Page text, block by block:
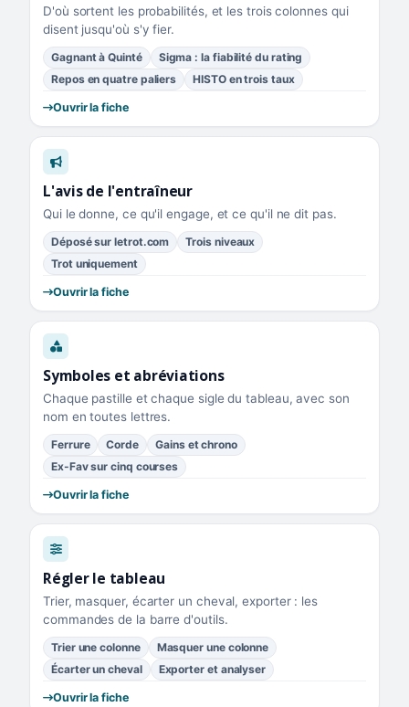
D'où sortent les probabilités, et les trois colonnes qui
disent jusqu'où s'y fier.
Gagnant à Quinté
Sigma : la fiabilité du rating
Repos en quatre paliers
HISTO en trois taux
Ouvrir la fiche
L'avis de l'entraîneur
Qui le donne, ce qu'il engage, et ce qu'il ne dit pas.
Déposé sur letrot.com
Trois niveaux
Trot uniquement
Ouvrir la fiche
Symboles et abréviations
Chaque pastille et chaque sigle du tableau, avec son
nom en toutes lettres.
Ferrure Corde
Gains et chrono
Ex-Fav sur cinq courses
Ouvrir la fiche
Régler le tableau
Trier, masquer, écarter un cheval, exporter : les
commandes de la barre d'outils.
Trier une colonne
Masquer une colonne
Écarter un cheval
Exporter et analyser
Ouvrir la fiche